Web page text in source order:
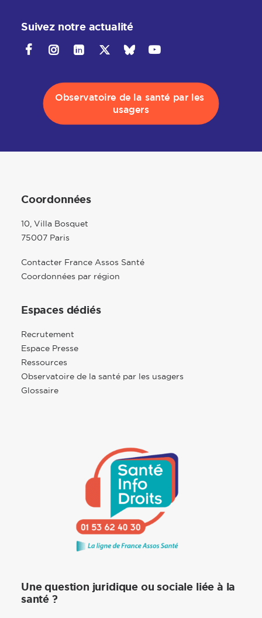
Suivez notre actualité
Observatoire de la santé par les
usagers
Coordonnées
10, Villa Bosquet
75007 Paris
Contacter France Assos Santé
Coordonnées par région
Espaces dédiés
Recrutement
Espace Presse
Ressources
Observatoire de la santé par les usagers
Glossaire
Une question juridique ou sociale liée à la
santé ?